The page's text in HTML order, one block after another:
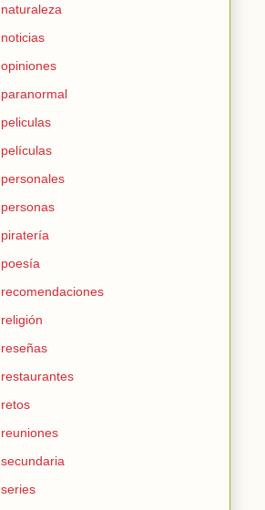
naturaleza
noticias
opiniones
paranormal
peliculas
películas
personales
personas
piratería
poesía
recomendaciones
religión
reseñas
restaurantes
retos
reuniones
secundaria
series